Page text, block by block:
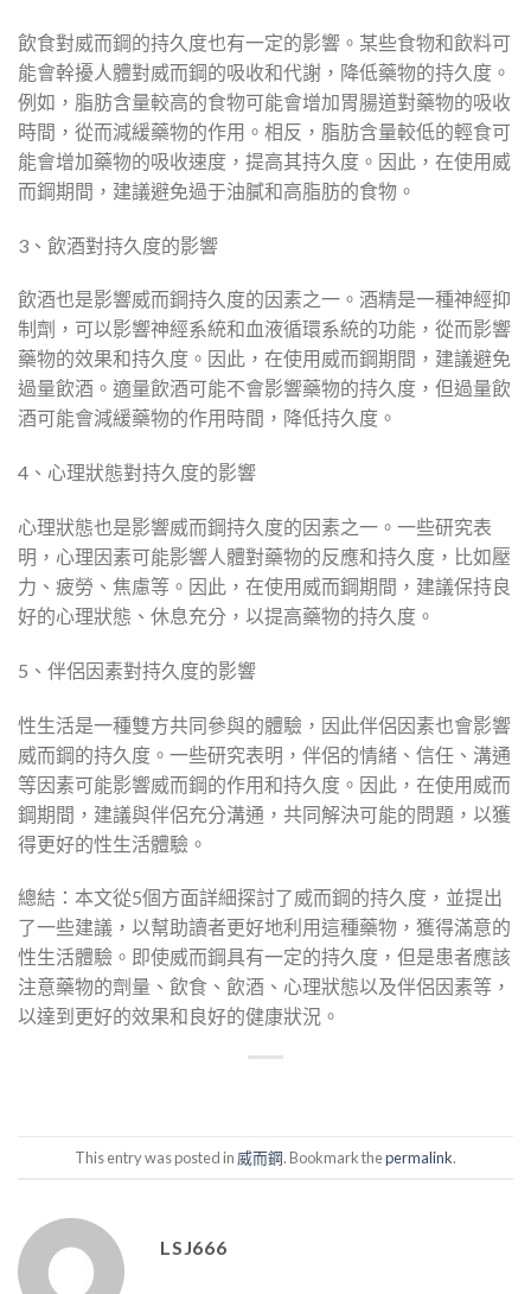
飲食對威而鋼的持久度也有一定的影響。某些食物和飲料可
能會幹擾人體對威而鋼的吸收和代謝，降低藥物的持久度。
例如，脂肪含量較高的食物可能會增加胃腸道對藥物的吸收
時間，從而減緩藥物的作用。相反，脂肪含量較低的輕食可
能會增加藥物的吸收速度，提高其持久度。因此，在使用威
而鋼期間，建議避免過于油膩和高脂肪的食物。
3、飲酒對持久度的影響
飲酒也是影響威而鋼持久度的因素之一。酒精是一種神經抑
制劑，可以影響神經系統和血液循環系統的功能，從而影響
藥物的效果和持久度。因此，在使用威而鋼期間，建議避免
過量飲酒。適量飲酒可能不會影響藥物的持久度，但過量飲
酒可能會減緩藥物的作用時間，降低持久度。
4、心理狀態對持久度的影響
心理狀態也是影響威而鋼持久度的因素之一。一些研究表
明，心理因素可能影響人體對藥物的反應和持久度，比如壓
力、疲勞、焦慮等。因此，在使用威而鋼期間，建議保持良
好的心理狀態、休息充分，以提高藥物的持久度。
5、伴侶因素對持久度的影響
性生活是一種雙方共同參與的體驗，因此伴侶因素也會影響
威而鋼的持久度。一些研究表明，伴侶的情緒、信任、溝通
等因素可能影響威而鋼的作用和持久度。因此，在使用威而
鋼期間，建議與伴侶充分溝通，共同解決可能的問題，以獲
得更好的性生活體驗。
總結：本文從5個方面詳細探討了威而鋼的持久度，並提出
了一些建議，以幫助讀者更好地利用這種藥物，獲得滿意的
性生活體驗。即使威而鋼具有一定的持久度，但是患者應該
注意藥物的劑量、飲食、飲酒、心理狀態以及伴侶因素等，
以達到更好的效果和良好的健康狀況。
This entry was posted in 威而鋼. Bookmark thepermalink.
LSJ666